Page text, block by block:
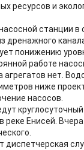
ресурсов и
станции в
дренажного
понижению
работе
агрегатов нет.
ниже
насосов.
реке Енисей.
диспетчерская